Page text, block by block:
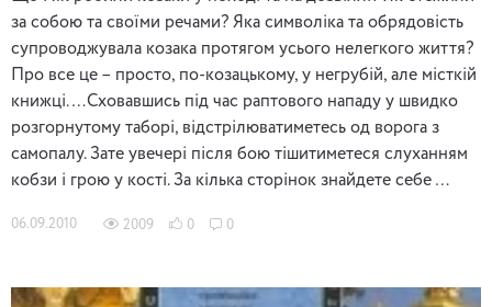
за собою та своїми речами? Яка символіка та обрядовість
супроводжувала козака протягом усього нелегкого життя?
Про все це – просто, по-козацькому, у негрубій, але місткій
книжці.…Сховавшись під час раптового нападу у швидко
розгорнутому таборі, відстрілюватиметесь од ворога з
самопалу. Зате увечері після бою тішитиметеся слуханням
кобзи і грою у кості. За кілька сторінок знайдете себе …
06.09.2010 2009 0 0